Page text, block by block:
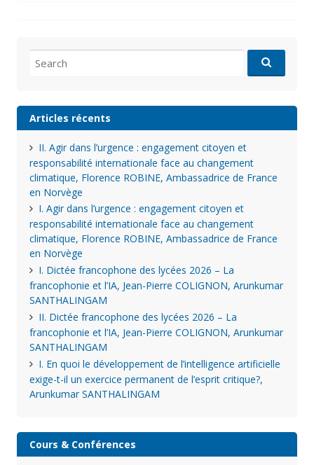
for:
Articles récents
II. Agir dans l’urgence : engagement citoyen et
responsabilité internationale face au changement
climatique, Florence ROBINE, Ambassadrice de France
en Norvège
I. Agir dans l’urgence : engagement citoyen et
responsabilité internationale face au changement
climatique, Florence ROBINE, Ambassadrice de France
en Norvège
I. Dictée francophone des lycées 2026 – La
francophonie et l’IA, Jean-Pierre COLIGNON, Arunkumar
SANTHALINGAM
II. Dictée francophone des lycées 2026 – La
francophonie et l’IA, Jean-Pierre COLIGNON, Arunkumar
SANTHALINGAM
I. En quoi le développement de l’intelligence artificielle
exige-t-il un exercice permanent de l’esprit critique?,
Arunkumar SANTHALINGAM
Cours & Conférences